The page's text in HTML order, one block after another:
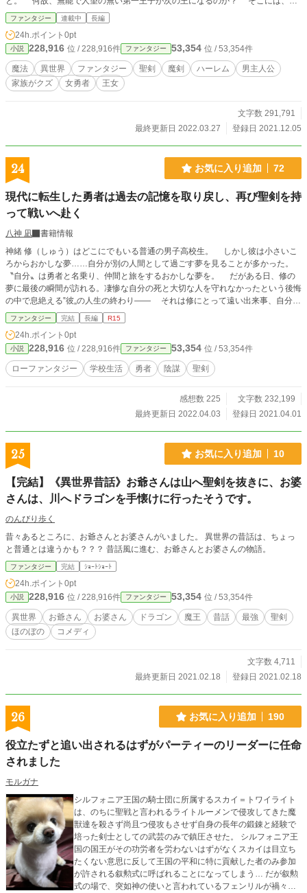
ライスの家族であるイーグリット王国の名家ベッツ家の恐ろしい計画が関係して
いるということをプライスはまだ知らないのであった。 ※悲しい・キャラや
敵にイラッとするお話もあるので一部の話がカクヨムでのみの公開としていま
す。 ご了承下さい。
ファンタジー 連載中 長編
24h.ポイント 0pt
小説 228,916 位 / 228,916件 ファンタジー 53,354 位 / 53,354件
魔法 異世界 ファンタジー 聖剣 魔剣 ハーレム
男主人公
家族がクズ
女勇者 王女
文字数 291,791
最終更新日 2022.03.27
登録日 2021.12.05
24 お気に入り追加 72
現代に転生した勇者は過去の記憶を取り戻し、再び聖剣を持
って戦いへ赴く
八神 凪
書籍情報
神緒 修（しゅう）はどこにでもいる普通の男子高校生。 しかし彼は小さいこ
ろからおかしな夢……自分が別の人間として過ごす夢を見ることが多かった。
〝自分〟は勇者と名乗り、仲間と旅をするおかしな夢を。 だがある日、修の
夢に最後の瞬間が訪れる。凄惨な自分の死と大切な人を守れなかったという後悔
の中で息絶える‟彼„の人生の終わり―― それは修にとって遠い出来事、自分に
は関係のない世界……それでも不思議と気になる夢だったが、その日を境に夢を
ファンタジー 完結 長編 R15
24h.ポイント 0pt
小説 228,916 位 / 228,916件 ファンタジー 53,354 位 / 53,354件
ローファンタジー 学校生活 勇者 陰謀 聖剣
感想数 225
文字数 232,199
最終更新日 2022.04.03
登録日 2021.04.01
25 お気に入り追加 10
【完結】《異世界昔話》お爺さんは山へ聖剣を抜きに、お婆
さんは、川へドラゴンを手懐けに行ったそうです。
のんびり歩く
昔々あるところに、お爺さんとお婆さんがいました。 異世界の昔話は、ちょっ
と普通とは違うかも？？？ 昔話風に進む、お爺さんとお婆さんの物語。
ファンタジー 完結 ｼｮｰﾄｼｮｰﾄ
24h.ポイント 0pt
小説 228,916 位 / 228,916件 ファンタジー 53,354 位 / 53,354件
異世界 お爺さん お婆さん ドラゴン 魔王 昔話 最強
聖剣
ほのぼの
コメディ
文字数 4,711
最終更新日 2021.02.18
登録日 2021.02.18
26 お気に入り追加 190
役立たずと追い出されるはずがパーティーのリーダーに任命
されました
モルガナ
シルフォニア王国の騎士団に所属するスカイ＝トワイライト
は、のちに聖戦と言われるライトルーメンで侵攻してきた魔
獣達を殺さず尚且つ侵攻もさせず自身の長年の鍛錬と経験で
培った剣士としての武芸のみで鎮圧させた。 シルフォニア王
国の国王がその功労者を労わないはずがなくスカイは目立ち
たくない意思に反して王国の平和に特に貢献した者のみ参加
が許される叙勲式に呼ばれることになってしまう… だが叙勲
式の場で、突如神の使いと言われているフェンリルが禍々し